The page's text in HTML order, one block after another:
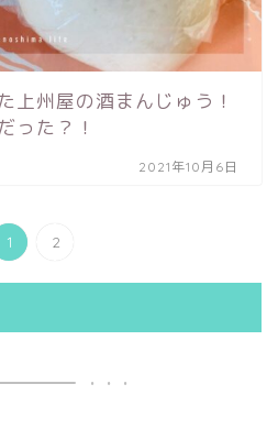
上州屋の酒まんじゅう！
った？！
2021年10月6日
1 2